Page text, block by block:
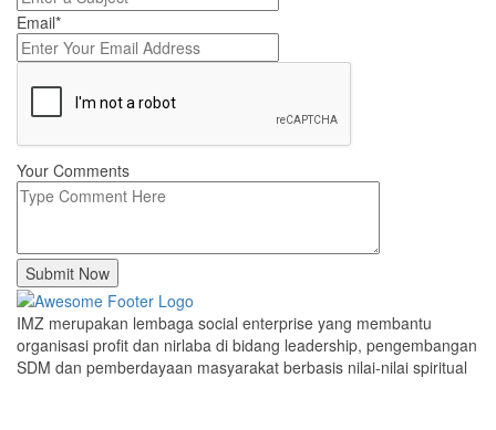
Email*
Your Comments
Submit Now
IMZ merupakan lembaga social enterprise yang membantu
organisasi profit dan nirlaba di bidang leadership, pengembangan
SDM dan pemberdayaan masyarakat berbasis nilai-nilai spiritual